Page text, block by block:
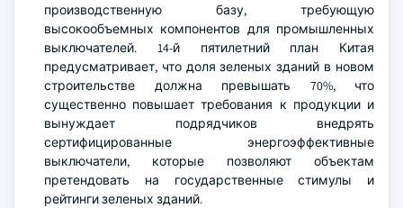
производственную базу, требующую
высокообъемных компонентов для промышленных
выключателей. 14-й пятилетний план Китая
предусматривает, что доля зеленых зданий в новом
строительстве должна превышать 70%, что
существенно повышает требования к продукции и
вынуждает подрядчиков внедрять
сертифицированные энергоэффективные
выключатели, которые позволяют объектам
претендовать на государственные стимулы и
рейтинги зеленых зданий.